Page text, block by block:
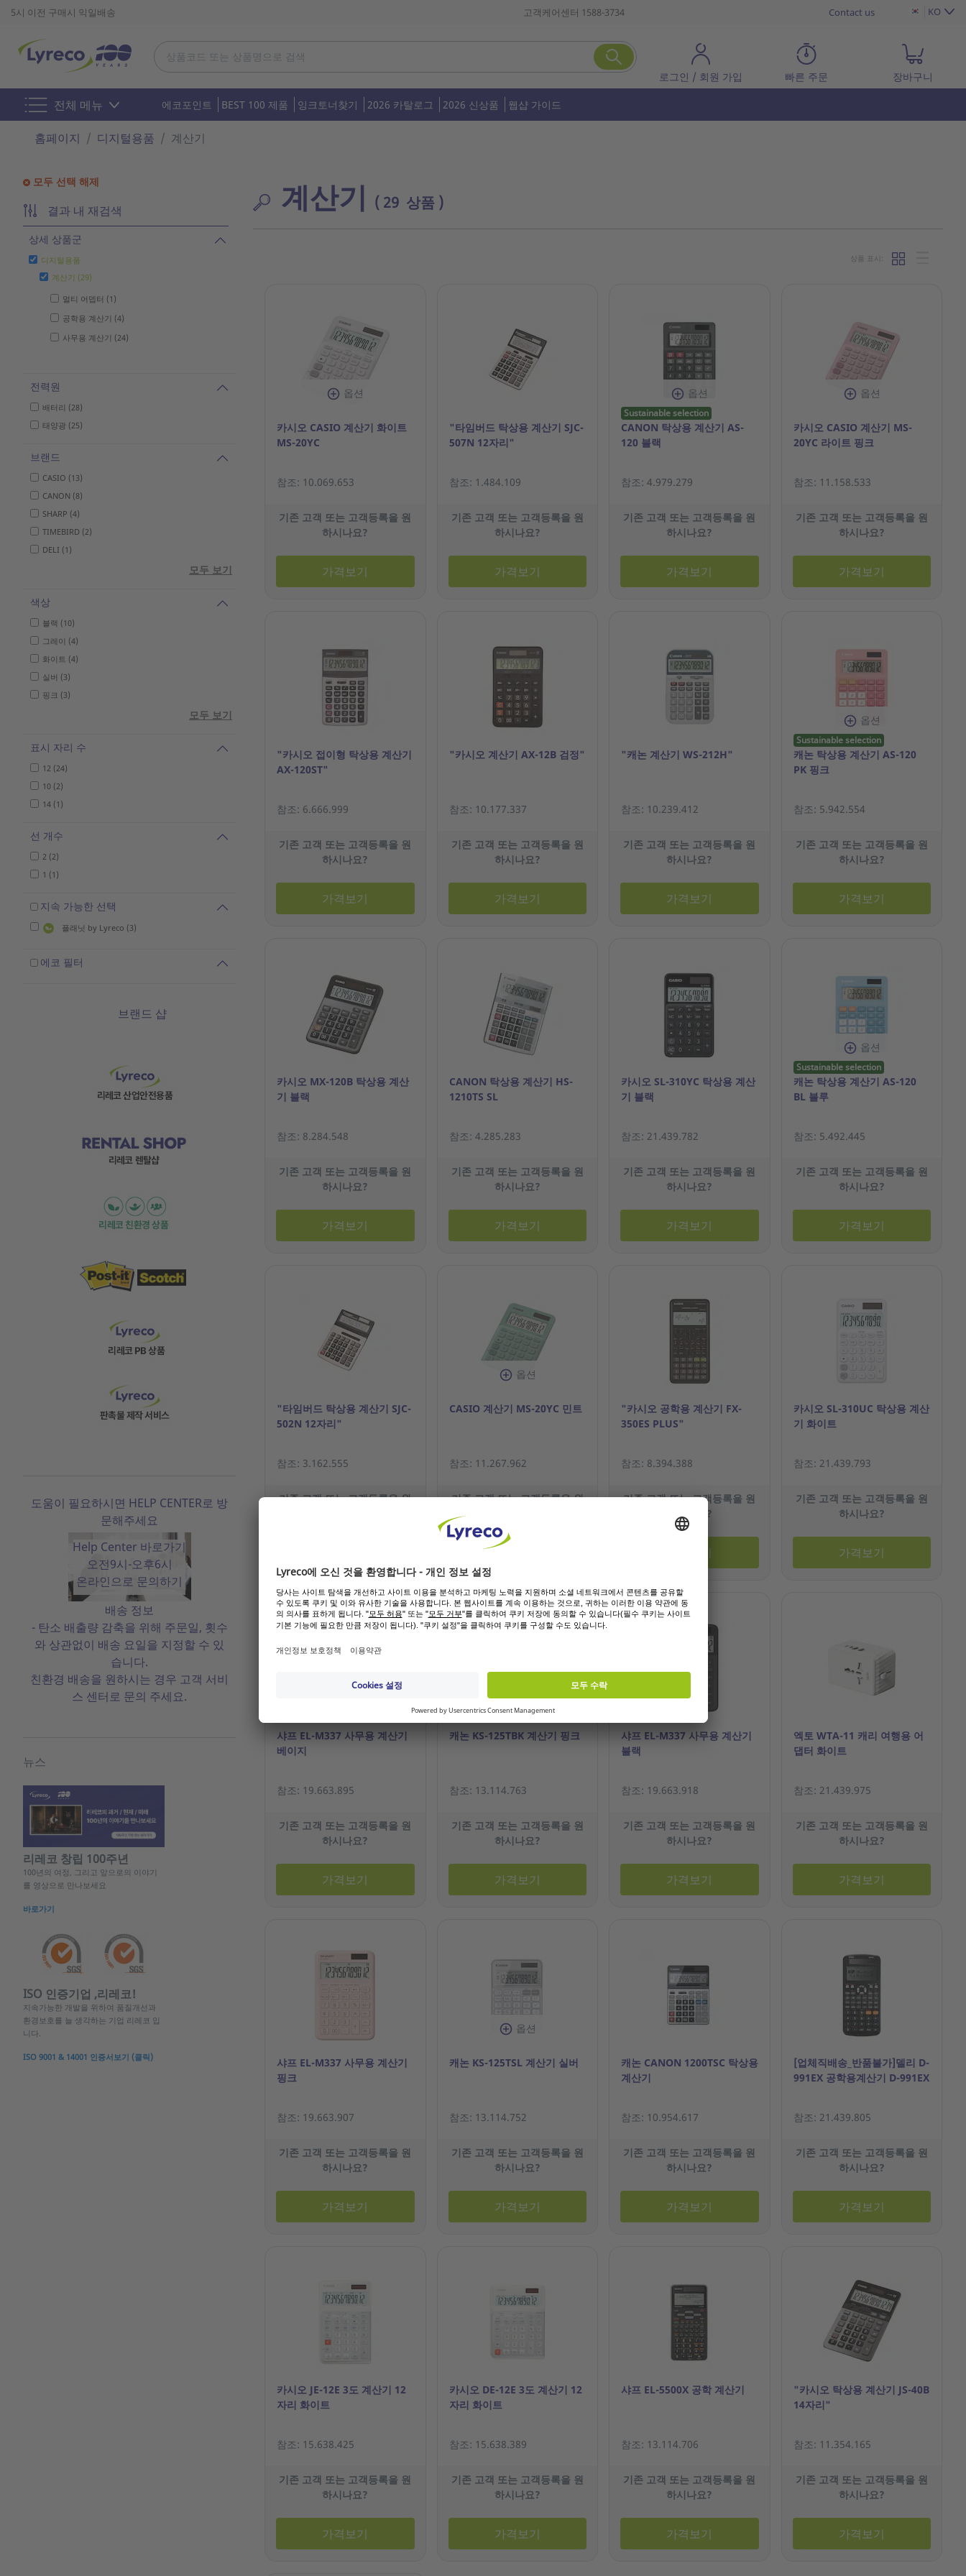
5시 이전 구매시 익일배송 고객케어센터 1588-3734 Contact us KO
로그인 / 회원 가입 빠른 주문 장바구니
전체 메뉴 에코포인트 BEST 100 제품 잉크토너찾기 2026 카탈로그 2026 신상품 웹샵 가이드
홈페이지 디지털용품 계산기
모두 선택 해제
결과 내 재검색
상세 상품군
디지털용품
계산기 (29)
멀티 어뎁터 (1)
공학용 계산기 (4)
사무용 계산기 (24)
전력원
배터리 (28)
태양광 (25)
브랜드
CASIO (13)
CANON (8)
SHARP (4)
TIMEBIRD (2)
DELI (1)
모두 보기
색상
블랙 (10)
그레이 (4)
화이트 (4)
실버 (3)
핑크 (3)
모두 보기
표시 자리 수
12 (24)
10 (2)
14 (1)
선 개수
2 (2)
1 (1)
지속 가능한 선택
플래닛 by Lyreco (3)
에코 필터
브랜드 샵
도움이 필요하시면 HELP CENTER로 방
문해주세요
Help Center 바로가기
오전9시-오후6시
온라인으로 문의하기
배송 정보
- 탄소 배출량 감축을 위해 주문일, 횟수
와 상관없이 배송 요일을 지정할 수 있
습니다.
친환경 배송을 원하시는 경우 고객 서비
스 센터로 문의 주세요.
뉴스
리레코 창립 100주년
100년의 여정, 그리고 앞으로의 이야기
를 영상으로 만나보세요
바로가기
ISO 인증기업 ,리레코!
지속가능한 개발을 위하여 품질개선과
환경보호를 늘 생각하는 기업 리레코 입
니다.
ISO 9001 & 14001 인증서보기 (클릭)
계산기 ( 29 상품 )
상품 표시:
옵션
카시오 CASIO 계산기 화이트
MS-20YC
참조: 10.069.653
기존 고객 또는 고객등록을 원
하시나요?
가격보기
"타임버드 탁상용 계산기 SJC-
507N 12자리"
참조: 1.484.109
기존 고객 또는 고객등록을 원
하시나요?
가격보기
옵션
Sustainable selection
CANON 탁상용 계산기 AS-
120 블랙
참조: 4.979.279
기존 고객 또는 고객등록을 원
하시나요?
가격보기
옵션
카시오 CASIO 계산기 MS-
20YC 라이트 핑크
참조: 11.158.533
기존 고객 또는 고객등록을 원
하시나요?
가격보기
"카시오 접이형 탁상용 계산기
AX-120ST"
참조: 6.666.999
기존 고객 또는 고객등록을 원
하시나요?
가격보기
"카시오 계산기 AX-12B 검정"
참조: 10.177.337
기존 고객 또는 고객등록을 원
하시나요?
가격보기
"캐논 계산기 WS-212H"
참조: 10.239.412
기존 고객 또는 고객등록을 원
하시나요?
가격보기
옵션
Sustainable selection
캐논 탁상용 계산기 AS-120
PK 핑크
참조: 5.942.554
기존 고객 또는 고객등록을 원
하시나요?
가격보기
카시오 MX-120B 탁상용 계산
기 블랙
참조: 8.284.548
기존 고객 또는 고객등록을 원
하시나요?
가격보기
CANON 탁상용 계산기 HS-
1210TS SL
참조: 4.285.283
기존 고객 또는 고객등록을 원
하시나요?
가격보기
카시오 SL-310YC 탁상용 계산
기 블랙
참조: 21.439.782
기존 고객 또는 고객등록을 원
하시나요?
가격보기
옵션
Sustainable selection
캐논 탁상용 계산기 AS-120
BL 블루
참조: 5.492.445
기존 고객 또는 고객등록을 원
하시나요?
가격보기
"타임버드 탁상용 계산기 SJC-
502N 12자리"
참조: 3.162.555
기존 고객 또는 고객등록을 원
옵션
CASIO 계산기 MS-20YC 민트
참조: 11.267.962
기존 고객 또는 고객등록을 원
가격보기
"카시오 공학용 계산기 FX-
350ES PLUS"
참조: 8.394.388
기존 고객 또는 고객등록을 원
하시나요?
가격보기
카시오 SL-310UC 탁상용 계산
기 화이트
참조: 21.439.793
기존 고객 또는 고객등록을 원
하시나요?
가격보기
샤프 EL-M337 사무용 계산기
베이지
참조: 19.663.895
기존 고객 또는 고객등록을 원
하시나요?
가격보기
옵션
캐논 KS-125TBK 계산기 핑크
참조: 13.114.763
기존 고객 또는 고객등록을 원
하시나요?
가격보기
샤프 EL-M337 사무용 계산기
블랙
참조: 19.663.918
기존 고객 또는 고객등록을 원
하시나요?
가격보기
엑토 WTA-11 캐리 여행용 어
댑터 화이트
참조: 21.439.975
기존 고객 또는 고객등록을 원
하시나요?
가격보기
샤프 EL-M337 사무용 계산기
핑크
참조: 19.663.907
기존 고객 또는 고객등록을 원
하시나요?
가격보기
옵션
캐논 KS-125TSL 계산기 실버
참조: 13.114.752
기존 고객 또는 고객등록을 원
하시나요?
가격보기
캐논 CANON 1200TSC 탁상용
계산기
참조: 10.954.617
기존 고객 또는 고객등록을 원
하시나요?
가격보기
[업체직배송_반품불가]델리 D-
991EX 공학용계산기 D-991EX
참조: 21.439.805
기존 고객 또는 고객등록을 원
하시나요?
가격보기
카시오 JE-12E 3도 계산기 12
자리 화이트
참조: 15.638.425
기존 고객 또는 고객등록을 원
하시나요?
가격보기
카시오 DE-12E 3도 계산기 12
자리 화이트
참조: 15.638.389
기존 고객 또는 고객등록을 원
하시나요?
가격보기
샤프 EL-5500X 공학 계산기
참조: 13.114.706
기존 고객 또는 고객등록을 원
하시나요?
가격보기
"카시오 탁상용 계산기 JS-40B
14자리"
참조: 11.354.165
기존 고객 또는 고객등록을 원
하시나요?
가격보기